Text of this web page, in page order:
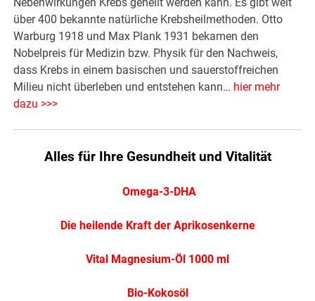
über 400 bekannte natürliche Krebsheilmethoden. Otto
Warburg 1918 und Max Plank 1931 bekamen den
Nobelpreis für Medizin bzw. Physik für den Nachweis,
dass Krebs in einem basischen und sauerstoffreichen
Milieu nicht überleben und entstehen kann… hier mehr
dazu >>>
Alles für Ihre Gesundheit und Vitalität
Omega-3-DHA
Die heilende Kraft der Aprikosenkerne
Vital Magnesium-Öl 1000 ml
Bio-Kokosöl